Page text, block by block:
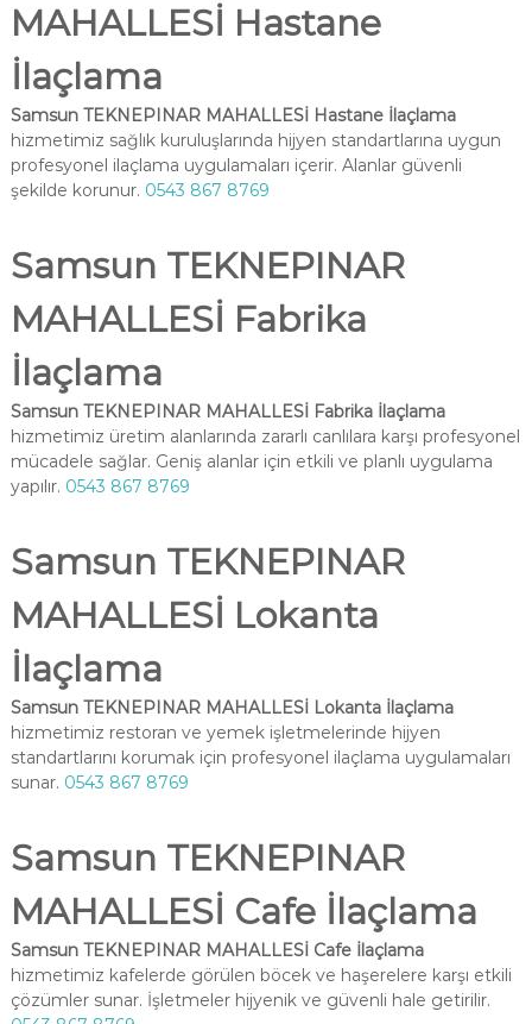
MAHALLESİ Hastane
İlaçlama
Samsun TEKNEPINAR MAHALLESİ Hastane İlaçlama
hizmetimiz sağlık kuruluşlarında hijyen standartlarına uygun
profesyonel ilaçlama uygulamaları içerir. Alanlar güvenli
şekilde korunur. 0543 867 8769
Samsun TEKNEPINAR
MAHALLESİ Fabrika
İlaçlama
Samsun TEKNEPINAR MAHALLESİ Fabrika İlaçlama
hizmetimiz üretim alanlarında zararlı canlılara karşı profesyonel
mücadele sağlar. Geniş alanlar için etkili ve planlı uygulama
yapılır. 0543 867 8769
Samsun TEKNEPINAR
MAHALLESİ Lokanta
İlaçlama
Samsun TEKNEPINAR MAHALLESİ Lokanta İlaçlama
hizmetimiz restoran ve yemek işletmelerinde hijyen
standartlarını korumak için profesyonel ilaçlama uygulamaları
sunar. 0543 867 8769
Samsun TEKNEPINAR
MAHALLESİ Cafe İlaçlama
Samsun TEKNEPINAR MAHALLESİ Cafe İlaçlama
hizmetimiz kafelerde görülen böcek ve haşerelere karşı etkili
çözümler sunar. İşletmeler hijyenik ve güvenli hale getirilir.